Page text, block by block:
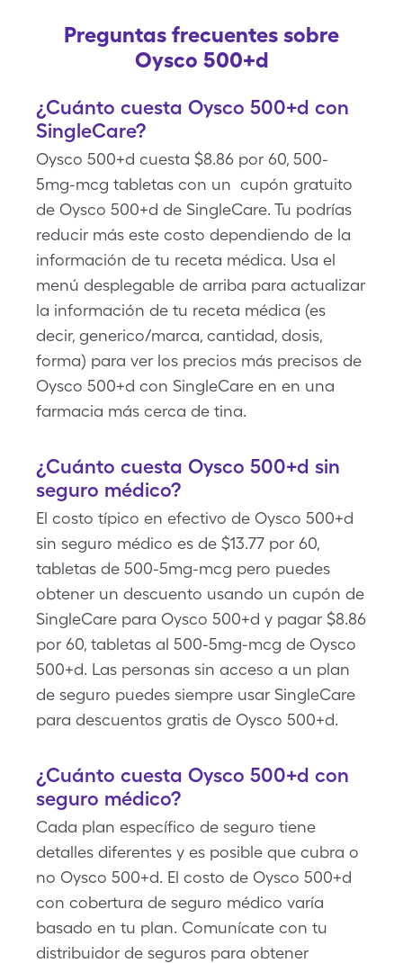
Preguntas frecuentes sobre
Oysco 500+d
¿Cuánto cuesta Oysco 500+d con
SingleCare?
Oysco 500+d cuesta $8.86 por 60, 500-
5mg-mcg tabletas con un cupón gratuito
de Oysco 500+d de SingleCare. Tu podrías
reducir más este costo dependiendo de la
información de tu receta médica. Usa el
menú desplegable de arriba para actualizar
la información de tu receta médica (es
decir, generico/marca, cantidad, dosis,
forma) para ver los precios más precisos de
Oysco 500+d con SingleCare en en una
farmacia más cerca de tina.
¿Cuánto cuesta Oysco 500+d sin
seguro médico?
El costo típico en efectivo de Oysco 500+d
sin seguro médico es de $13.77 por 60,
tabletas de 500-5mg-mcg pero puedes
obtener un descuento usando un cupón de
SingleCare para Oysco 500+d y pagar $8.86
por 60, tabletas al 500-5mg-mcg de Oysco
500+d. Las personas sin acceso a un plan
de seguro puedes siempre usar SingleCare
para descuentos gratis de Oysco 500+d.
¿Cuánto cuesta Oysco 500+d con
seguro médico?
Cada plan específico de seguro tiene
detalles diferentes y es posible que cubra o
no Oysco 500+d. El costo de Oysco 500+d
con cobertura de seguro médico varía
basado en tu plan. Comunícate con tu
distribuidor de seguros para obtener